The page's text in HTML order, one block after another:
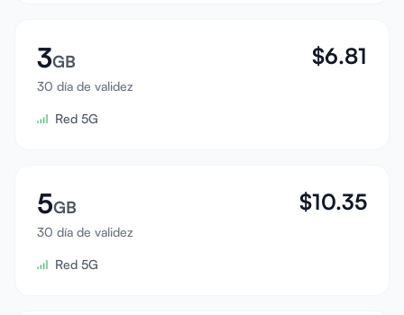
3GB
30 día de validez
$6.81
Red 5G
5GB
30 día de validez
$10.35
Red 5G